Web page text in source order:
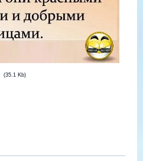
(35.1 Kb)